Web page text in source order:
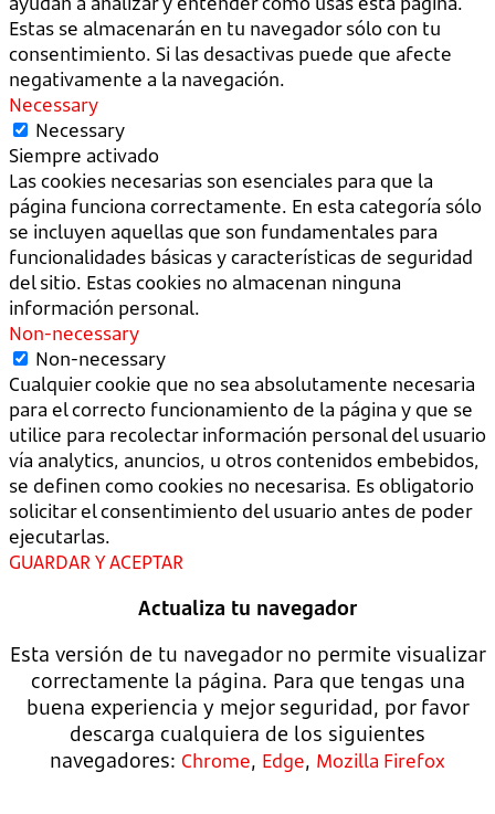
Estas se almacenarán en tu navegador sólo con tu
consentimiento. Si las desactivas puede que afecte
negativamente a la navegación.
Necessary
Necessary
Siempre activado
Las cookies necesarias son esenciales para que la
página funciona correctamente. En esta categoría sólo
se incluyen aquellas que son fundamentales para
funcionalidades básicas y características de seguridad
del sitio. Estas cookies no almacenan ninguna
información personal.
Non-necessary
Non-necessary
Cualquier cookie que no sea absolutamente necesaria
para el correcto funcionamiento de la página y que se
utilice para recolectar información personal del usuario
vía analytics, anuncios, u otros contenidos embebidos,
se definen como cookies no necesarisa. Es obligatorio
solicitar el consentimiento del usuario antes de poder
ejecutarlas.
GUARDAR Y ACEPTAR
Actualiza tu navegador
Esta versión de tu navegador no permite visualizar
correctamente la página. Para que tengas una
buena experiencia y mejor seguridad, por favor
descarga cualquiera de los siguientes
navegadores: Chrome, Edge, Mozilla Firefox